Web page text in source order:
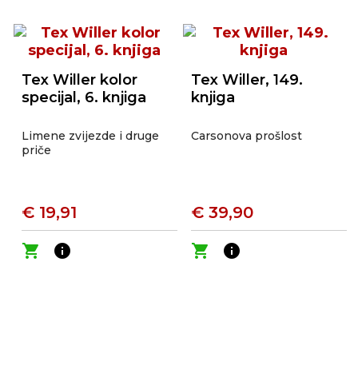
Tex Willer kolor
specijal, 6. knjiga
Limene zvijezde i druge
priče
€ 19,91
shopping_cart
info
Tex Willer, 149.
knjiga
Carsonova prošlost
€ 39,90
shopping_cart
info